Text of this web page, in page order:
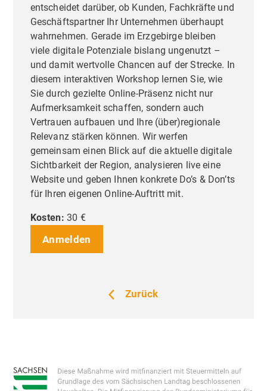
entscheidet darüber, ob Kunden, Fachkräfte und
Geschäftspartner Ihr Unternehmen überhaupt
wahrnehmen. Gerade im Erzgebirge bleiben
viele digitale Potenziale bislang ungenutzt –
und damit wertvolle Chancen auf der Strecke. In
diesem interaktiven Workshop lernen Sie, wie
Sie durch gezielte Online-Präsenz nicht nur
Aufmerksamkeit schaffen, sondern auch
Vertrauen aufbauen und Ihre (über)regionale
Relevanz stärken können. Wir werfen
gemeinsam einen Blick auf die aktuelle digitale
Sichtbarkeit der Region, analysieren live eine
Website und geben Ihnen konkrete Do’s & Don’ts
für Ihren eigenen Online-Auftritt mit.
Kosten:30 €
Anmelden
Zurück
Dienste anzubieten, stetig zu verbessern
und Werbung entsprechend der